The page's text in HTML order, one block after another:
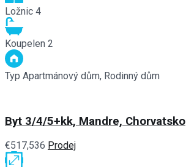
Ložnic 4
Koupelen 2
Typ Apartmánový dům, Rodinný dům
Byt 3/4/5+kk, Mandre, Chorvatsko
€517,536 Prodej